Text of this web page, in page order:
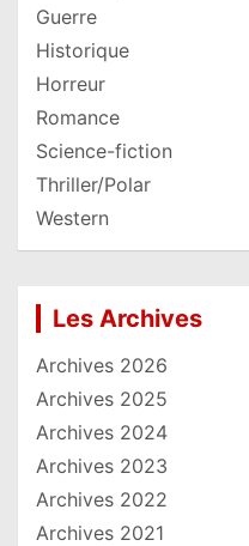
Guerre
Historique
Horreur
Romance
Science-fiction
Thriller/Polar
Western
Les Archives
Archives 2026
Archives 2025
Archives 2024
Archives 2023
Archives 2022
Archives 2021